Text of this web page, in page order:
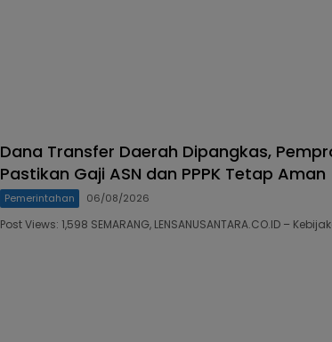
Dana Transfer Daerah Dipangkas,
Pastikan Gaji ASN dan PPPK Tetap Aman
Pemerintahan 06/08/2026
Post Views: 1,598 SEMARANG, LENSANUSANTARA.CO.ID –